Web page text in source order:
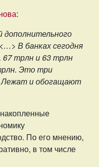
:
дополнительного
В банках сегодня
трлн и 63 трлн
Это три
Лежат и обогащают
По его мнению,
в том числе